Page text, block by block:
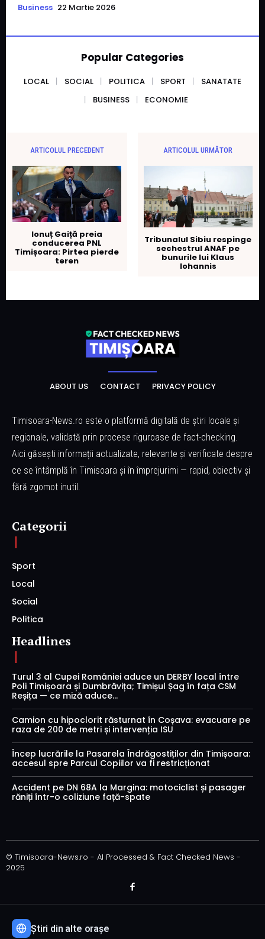
Business 22 Martie 2026
Popular Categories
LOCAL SOCIAL POLITICA SPORT
SANATATE
BUSINESS
ECONOMIE
ARTICOLUL PRECEDENT
Ionuț Gaiță preia
conducerea PNL
Timișoara: Pirtea pierde
teren
ARTICOLUL URMĂTOR
Tribunalul Sibiu respinge
sechestrul ANAF pe
bunurile lui Klaus
Iohannis
ABOUT US CONTACT PRIVACY POLICY
Timisoara-News.ro este o platformă digitală de știri locale și
regionale, validată prin procese riguroase de fact-checking.
Aici găsești informații actualizate, relevante și verificate despre
ce se întâmplă în Timisoara și în împrejurimi — rapid, obiectiv și
fără zgomot inutil.
Categorii
Sport
Local
Social
Politica
Headlines
Turul 3 al Cupei României aduce un DERBY local între
Poli Timișoara și Dumbrăvița; Timișul Șag în fața CSM
Reșița — ce miză aduce...
Camion cu hipoclorit răsturnat în Coșava: evacuare pe
raza de 200 de metri și intervenția ISU
Încep lucrările la Pasarela Îndrăgostiților din Timișoara:
accesul spre Parcul Copiilor va fi restricționat
Accident pe DN 68A la Margina: motociclist și pasager
răniți într-o coliziune față-spate
© Timisoara-News.ro - AI Processed & Fact Checked News -
2025
Știri din alte orașe